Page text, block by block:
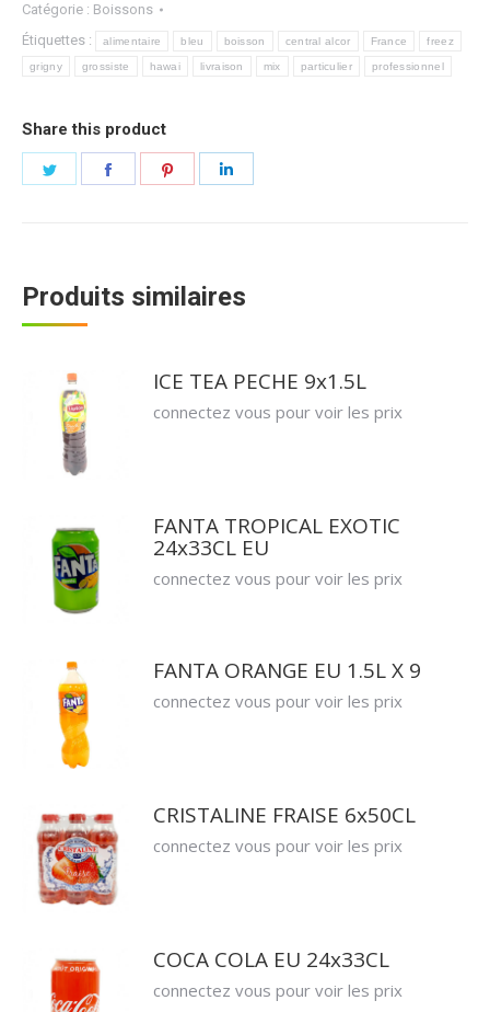
Catégorie : Boissons
Étiquettes :
alimentaire bleu boisson central alcor France freez
grigny grossiste hawai livraison mix particulier professionnel
Share this product
Partager
Partager Partager
Produits similaires
ICE TEA PECHE 9x1.5L
connectez vous pour voir les prix
FANTA TROPICAL EXOTIC
24x33CL EU
connectez vous pour voir les prix
FANTA ORANGE EU 1.5L X 9
connectez vous pour voir les prix
CRISTALINE FRAISE 6x50CL
connectez vous pour voir les prix
COCA COLA EU 24x33CL
connectez vous pour voir les prix